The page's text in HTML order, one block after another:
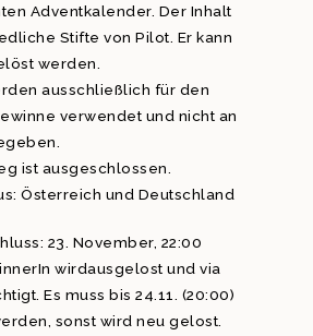
Adventkalender. Der Inhalt
Stifte von Pilot. Er kann
werden.
ausschließlich für den
verwendet und nicht an
ist ausgeschlossen.
Österreich und Deutschland
23. November, 22:00
wirdausgelost und via
Es muss bis 24.11. (20:00)
sonst wird neu gelost.